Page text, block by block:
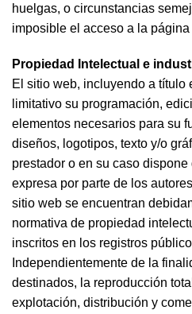
huelgas, o circunstancias
imposible el acceso a la página
Propiedad Intelectual e
El sitio web, incluyendo a título
limitativo su programación,
elementos necesarios para su
diseños, logotipos, texto y/o
prestador o en su caso
expresa por parte de los
sitio web se encuentran
normativa de propiedad
inscritos en los registros
Independientemente de la
destinados, la reproducción
explotación, distribución y